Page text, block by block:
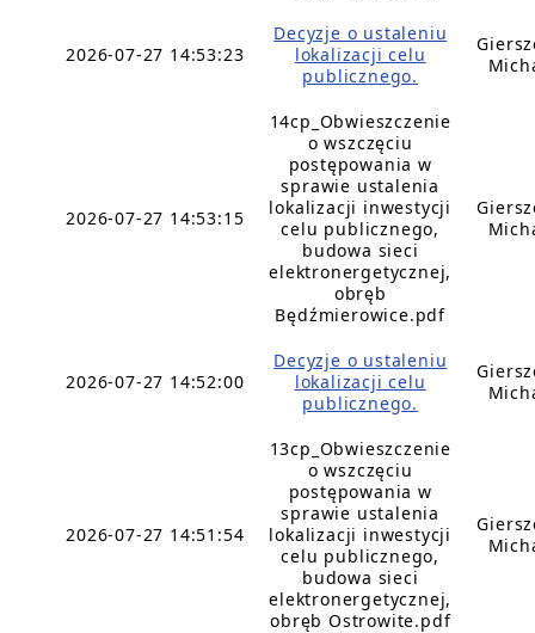
2026-07-27 14:53:23
Decyzje o ustaleniu
lokalizacji celu
publicznego.
2026-07-27 14:53:15
14cp_Obwieszczenie
o wszczęciu
postępowania w
sprawie ustalenia
lokalizacji inwestycji
celu publicznego,
budowa sieci
elektronergetycznej,
obręb
Będźmierowice.pdf
2026-07-27 14:52:00
Decyzje o ustaleniu
lokalizacji celu
publicznego.
2026-07-27 14:51:54
13cp_Obwieszczenie
o wszczęciu
postępowania w
sprawie ustalenia
lokalizacji inwestycji
celu publicznego,
budowa sieci
elektronergetycznej,
obręb Ostrowite.pdf